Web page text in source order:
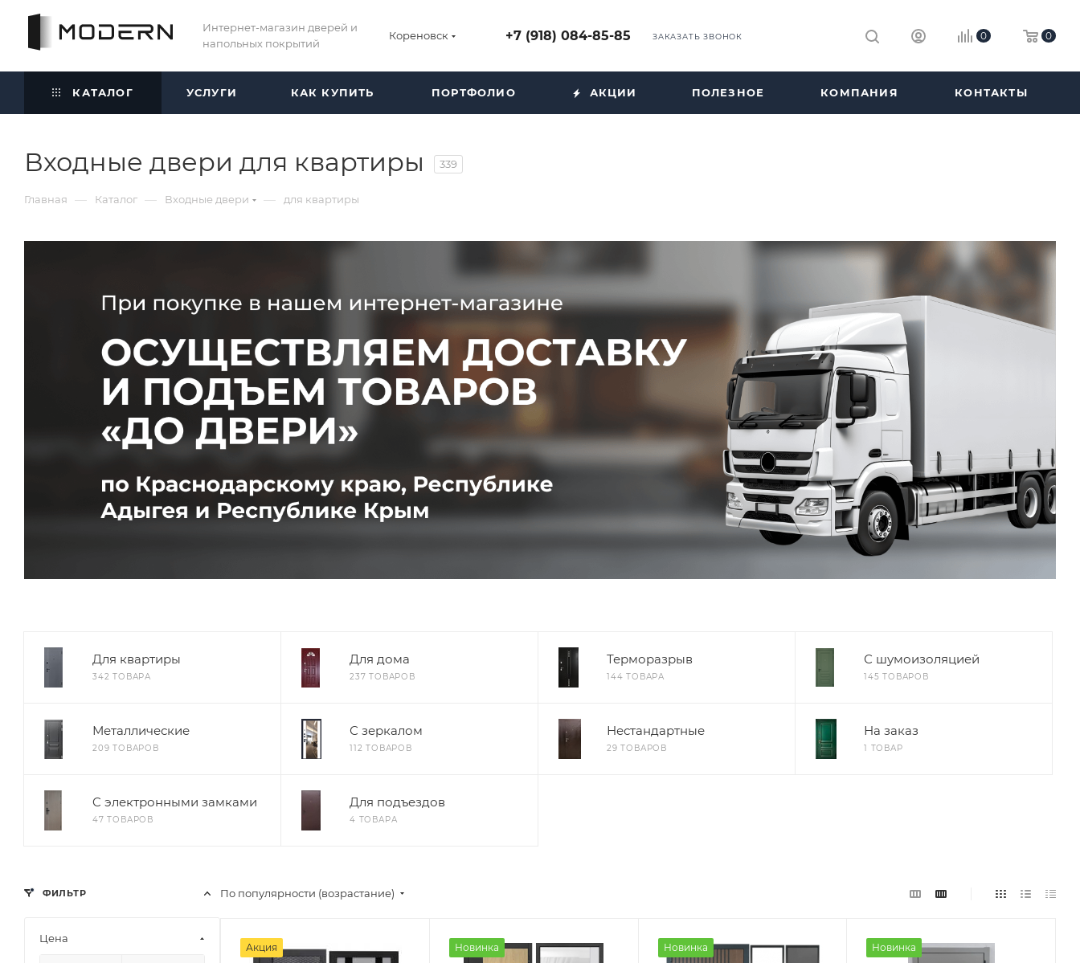
Интернет-магазин дверей и
напольных покрытий
Кореновск +7 (918) 084-85-85 ЗАКАЗАТЬ ЗВОНОК 0 0
КАТАЛОГ УСЛУГИ КАК КУПИТЬ ПОРТФОЛИО АКЦИИ ПОЛЕЗНОЕ КОМПАНИЯ КОНТАКТЫ
Входные двери для квартиры 339
Главная — Каталог — Входные двери — для квартиры
Для квартиры
342 ТОВАРА
Для дома
237 ТОВАРОВ
Терморазрыв
144 ТОВАРА
С шумоизоляцией
145 ТОВАРОВ
Металлические
209 ТОВАРОВ
С зеркалом
112 ТОВАРОВ
Нестандартные
29 ТОВАРОВ
На заказ
1 ТОВАР
C электронными замками
47 ТОВАРОВ
Для подъездов
4 ТОВАРА
По популярности (возрастание)
Акция Новинка Новинка Новинка
ФИЛЬТР
Цена